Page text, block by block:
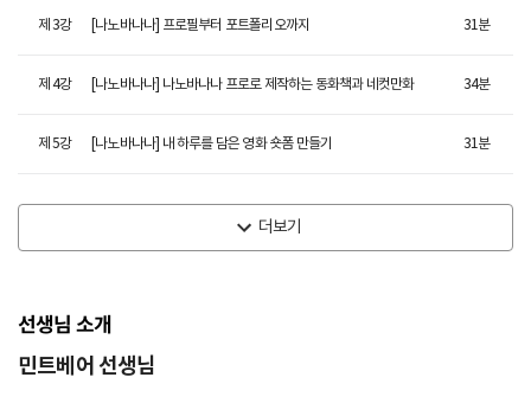
제3강 [나노바나나] 프로필부터 포트폴리오까지 31 분
제4강 [나노바나나] 나노바나나 프로로 제작하는 동화책과 네컷만화 34분
제5강 [나노바나나] 내 하루를 담은 영화 숏폼 만들기 31 분
더보기
선생님 소개
민트베어 선생님